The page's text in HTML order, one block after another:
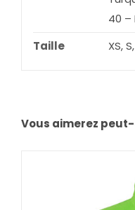
40 –
Taille
XS,
Vous aimerez